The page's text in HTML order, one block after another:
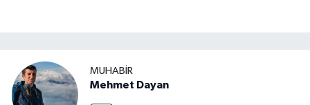
MUHABIR
Mehmet Dayan